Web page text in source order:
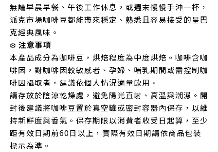
無論早晨早餐、午後工作休息，或週末慢慢手沖一杯，
派克市場咖啡豆都能帶來穩定、熟悉且容易接受的星巴
克經典風味。
❄️ 注意事項
本產品成分為咖啡豆，烘焙程度為中度烘焙。咖啡含咖
啡因，對咖啡因較敏感者、孕婦、哺乳期間或需控制咖
啡因攝取者，建議依個人情況適量飲用。
請存放於陰涼乾燥處，避免陽光直射、高溫與潮濕。開
封後建議將咖啡豆置於真空罐或密封容器內保存，以維
持新鮮度與香氣。保存期限以消費者收受日起算，至少
距有效日期前60日以上，實際有效日期請依商品包裝
標示為準。